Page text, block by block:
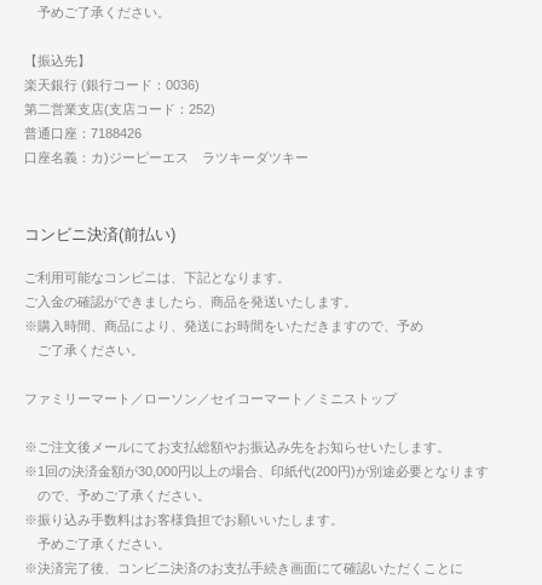
予めご了承ください。
【振込先】
楽天銀行 (銀行コード：0036)
第二営業支店(支店コード：252)
普通口座：7188426
口座名義：カ)ジーピーエス ラツキーダツキー
コンビニ決済(前払い)
ご利用可能なコンビニは、下記となります。
ご入金の確認ができましたら、商品を発送いたします。
※購入時間、商品により、発送にお時間をいただきますので、予め
ご了承ください。
ファミリーマート／ローソン／セイコーマート／ミニストップ
※ご注文後メールにてお支払総額やお振込み先をお知らせいたします。
※1回の決済金額が30,000円以上の場合、印紙代(200円)が別途必要となります
ので、予めご了承ください。
※振り込み手数料はお客様負担でお願いいたします。
予めご了承ください。
※決済完了後、コンビニ決済のお支払手続き画面にて確認いただくことに